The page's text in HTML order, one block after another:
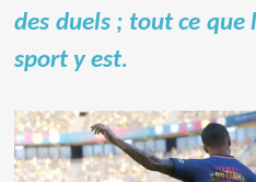
des duels ; tout ce que
sport y est.